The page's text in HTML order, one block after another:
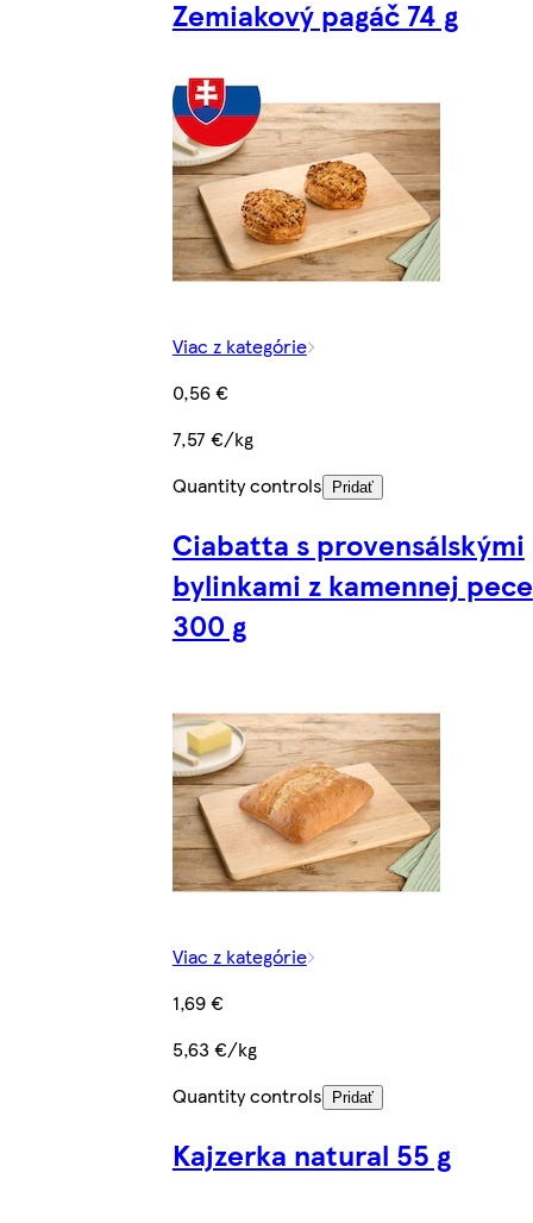
Zemiakový pagáč 74 g
Viac z kategórie
0,56 €
7,57 €/kg
Quantity controls
Pridať
Ciabatta s provensálskými
bylinkami z kamennej pece
300 g
Viac z kategórie
1,69 €
5,63 €/kg
Quantity controls
Pridať
Kajzerka natural 55 g